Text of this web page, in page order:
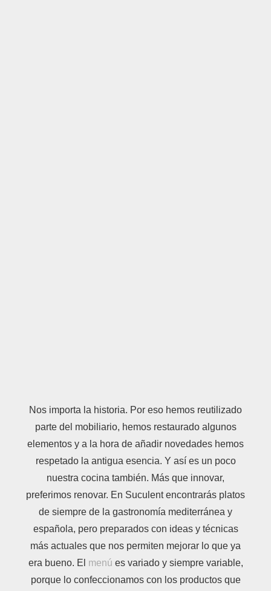
Nos importa la historia. Por eso hemos reutilizado
parte del mobiliario, hemos restaurado algunos
elementos y a la hora de añadir novedades hemos
respetado la antigua esencia. Y así es un poco
nuestra cocina también. Más que innovar,
preferimos renovar. En Suculent encontrarás platos
de siempre de la gastronomía mediterránea y
española, pero preparados con ideas y técnicas
más actuales que nos permiten mejorar lo que ya
era bueno. El menú es variado y siempre variable,
porque lo confeccionamos con los productos que